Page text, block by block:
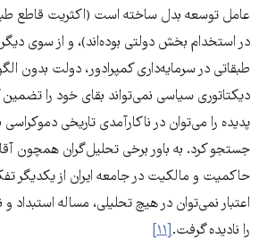
عامل توسعه بدل ساخته است (اکثریت قاطع
در استخدام بخش‌ دولتی بوده‌اند)، و از سوی دیگر
طبقاتی در سرمایه‌داری کمپرادور، دولت بدون
دیکتاتوری سیاسی نمی‌تواند بقای خود را
پدیده را می‌‌توان در ناکارآمدی تاریخی دموکراسی
جستجو کرد. به باور برخی تحلیل‌گران همچون
حاکمیت و مالکیت در جامعه ایران از یکدیگر
اعتبار نمی‌‌توان در هیچ تحلیلی، مساله
را نادیده گرفت.[۱۱]